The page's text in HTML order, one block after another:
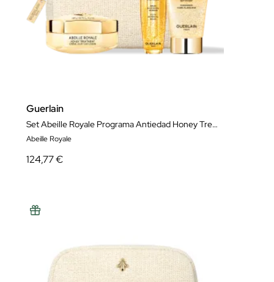
Guerlain
Set Abeille Royale Programa Antiedad Honey Treatment Crema de Día
Abeille Royale
124,77 €